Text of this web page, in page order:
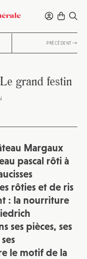
PRÉCÉDENT
grand festin
Margaux
pascal rôti à
rôties et de ris
: la nourriture
ses pièces, ses
le motif de la